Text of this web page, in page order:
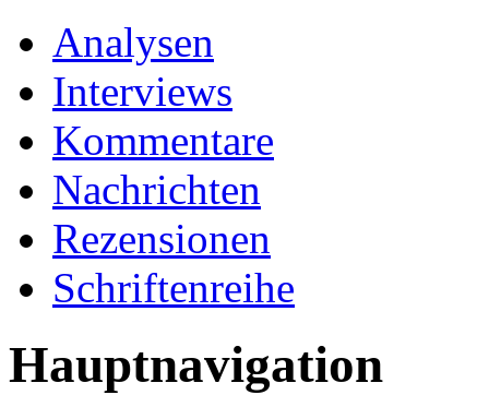
Analysen
Interviews
Kommentare
Nachrichten
Rezensionen
Schriftenreihe
Hauptnavigation